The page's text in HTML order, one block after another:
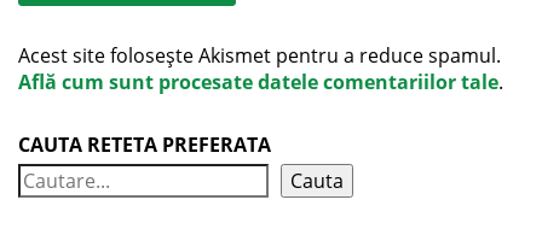
Acest site folosește Akismet pentru a reduce spamul.
Află cum sunt procesate datele comentariilor tale.
CAUTA RETETA PREFERATA
Cauta